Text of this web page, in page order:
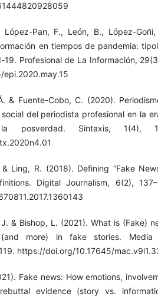
López-Pan, F., León, B., López-
en tiempos de pandemia:
Profesional de La Información,
& Fuente-Cobo, C. (2020).
del periodista profesional en la
Sintaxis, 1(4),
Ling, R. (2018). Defining “Fake
Digital Journalism, 6(2),
& Bishop, L. (2021). What is (Fake)
more) in fake stories. Media
https://doi.org/10.17645/
Fake news: How emotions,
evidence (story vs.